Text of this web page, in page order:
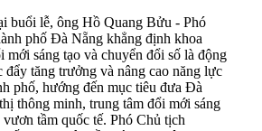
buổi lễ, ông Hồ Quang Bửu - Phó
phố Đà Nẵng khẳng định khoa
mới sáng tạo và chuyển đổi số là động
đẩy tăng trưởng và nâng cao năng lực
phố, hướng đến mục tiêu đưa Đà
thông minh, trung tâm đổi mới sáng
tầm quốc tế. Phó Chủ tịch